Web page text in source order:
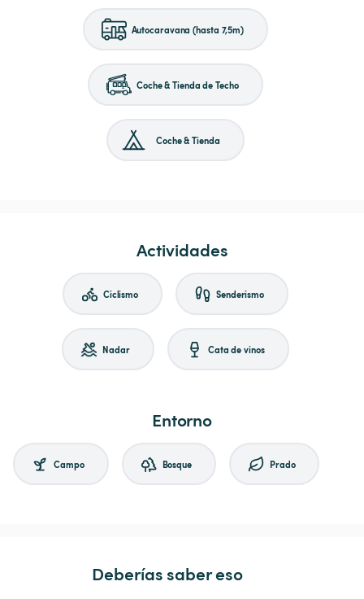
Autocaravana (hasta 7,5m)
Coche & Tienda de Techo
Coche & Tienda
Actividades
Ciclismo Senderismo
Nadar Cata de vinos
Entorno
Campo Bosque Prado
Deberías saber eso